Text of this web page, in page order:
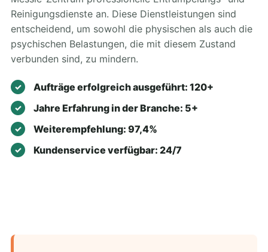
Reinigungsdienste an. Diese Dienstleistungen sind
entscheidend, um sowohl die physischen als auch die
psychischen Belastungen, die mit diesem Zustand
verbunden sind, zu mindern.
Aufträge erfolgreich ausgeführt: 120+
Jahre Erfahrung in der Branche: 5+
Weiterempfehlung: 97,4%
Kundenservice verfügbar: 24/7